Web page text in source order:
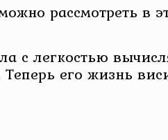
рассмотреть в
с легкостью
его жизнь